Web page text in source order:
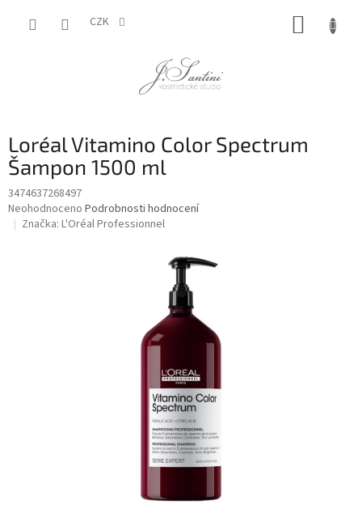
CZK
Loréal Vitamino Color Spectrum
Šampon 1500 ml
3474637268497
Průměrné
hodnocení
Neohodnoceno Podrobnosti hodnocení
Značka: L'Oréal Professionnel